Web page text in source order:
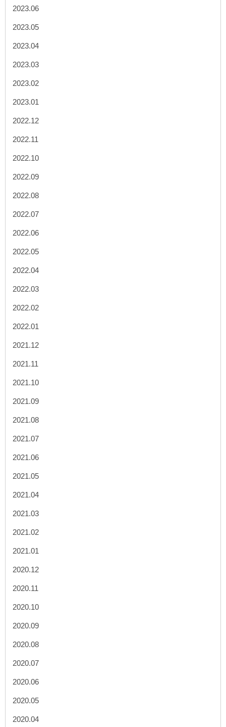
2023.06
2023.05
2023.04
2023.03
2023.02
2023.01
2022.12
2022.11
2022.10
2022.09
2022.08
2022.07
2022.06
2022.05
2022.04
2022.03
2022.02
2022.01
2021.12
2021.11
2021.10
2021.09
2021.08
2021.07
2021.06
2021.05
2021.04
2021.03
2021.02
2021.01
2020.12
2020.11
2020.10
2020.09
2020.08
2020.07
2020.06
2020.05
2020.04